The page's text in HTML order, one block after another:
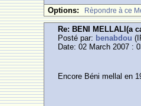
Options: Rèpondre à ce
Re: BENI MELLALl(a
Posté par: benabdou
Date: 02 March 2007 :
Encore Béni mellal en